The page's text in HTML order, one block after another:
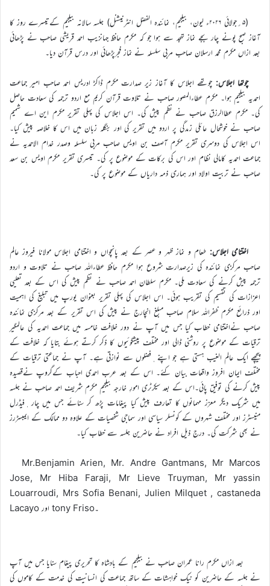
(۵؍جولائی ۲۰۲۶ء لیون، بیلجیم، نمائندہ الفضل انٹرنیشنل) جلسہ سالانہ بیلجیم کےتیسرے روز کا
آغاز صبح پونے چار بجے نماز تہجد سے ہوا جو کہ مکرم حافظ جہانزیب احمد قریشی صاحب نے پڑھائی
بعد ازاں مکرم محمد ارسلان صاحب مربی سلسلہ نے نماز فجرپڑھائی اور درس قرآن دیا۔
چوتھا اجلاس: چوتھے اجلاس کا آغاز زیر صدارت مکرم ڈاکڑ ادریس احمد صاحب امیر جماعت
احمدیہ بیلجیم ہوا۔ مکرم عطاءالمصور صاحب نے تلاوت قرآن کریم مع اردو ترجمہ کی سعادت حاصل
کی۔ مکرم عطاالرزق صاحب نے نظم پیش کی۔ اس اجلاس کی پہلی تقریر مکرم این اے شمیم
صاحب نے خوشحال عائلی زںدگی پر اردو میں تقریر کی اور بنگلہ زبان میں اس کا خلاصہ پیش کیا۔
اس اجلاس کی دوسری تقریر مکرم آصف بن اویس صاحب مربی سلسلہ وصدر خدام الاحمدیہ نے
جماعت احمدیہ کامالی نظام اور اس کی برکات کے موضوع پر کی۔ تیسری تقریر مکرم اویس بن سعد
صاحب نے تربیت اولاد اور ہماری ذمہ داریاں کے موضوع پر کی۔
اختتامی اجلاس: طعام و نماز ظہر و عصر کے بعد پانچواں و اختتامی اجلاس مولانا فیروز عالم
صاحب مرکزی نمائندہ کی زیرصدارت شروع ہوا مکرم حافظ عطاءاللہ صاحب نے تلاوت و اردو
ترجمہ پیش کرنے کی سعادت ملی۔ مکرم سلطان احمد صاحب نے نظم پیش کی اس کے بعد تعلیی
اعزازات کی تقسیم کی تقریب ہوئی۔ اس اجلاس کی پہلی تقریر بعنوان یورپ میں تبلیغ کی اہمیت
اور ذرائع مکرم ظفراللہ سلام صاحب مبلغ انچارج نے پیش کی اس تقریر کے بعد مرکزی نمائندہ
صاحب نےاختتامی خطاب کیا جس میں آپ نے دور خلافت خامسہ میں جماعت احمدیہ کی عالمگیر
ترقیات کے موضوع پر روشنی ڈالی اور مختلف پیشگوئیوں کا ذکر کرتے ہوئے بتایا کہ خلافت کے
پیچھے ایک عالم الغیب ہستی ہے جو اپنے ٖفضلوں سے نوازتی ہے۔ آپ نے جماعتی ترقیات کے
مختلف ایمان افروز واقعات بیان کئے۔ اس کے بعد عرب احمدی احباب کےگروپ نےقصیدہ
پیش کرنے کی توفیق پائی۔اس کے بعد سیکرٹری امورِ خارجہ بیلجیم مکرم شریف احمد صاحب نے جلسہ
میں شریک دیگر معزز مہمانوں کا تعارف پیش کیا پیغامات پڑھ کر سنائے جس میں چار ٖفیڈرل
منیسٹرز اور مختلف شہروں کے کونسلر سیاسی اور سماجی شخصیات کے علاوہ دو ممالک کے ایمبسڑرز
نے بھی شرکت کی۔ درج ذیل افراد نے حاضرین جلسہ سے خطاب کیا۔
Mr.Benjamin Arien, Mr. Andre Gantmans, Mr Marcos
Jose, Mr Hiba Faraji, Mr Lieve Truyman, Mr yassin
Louarroudi, Mrs Sofia Benani, Julien Milquet , castaneda
Lacayo اور tony Friso۔
بعد ازاں مکرم رانا عمران صاحب نے بیلجیم کے بادشاہ کا تحریری پیغام سنایا جس میں آپ
نے جلسہ کے حاضرین کو نیک خواہشات کے ساتھ جماعت کی انسانیت کی خدمت کے کاموں کی